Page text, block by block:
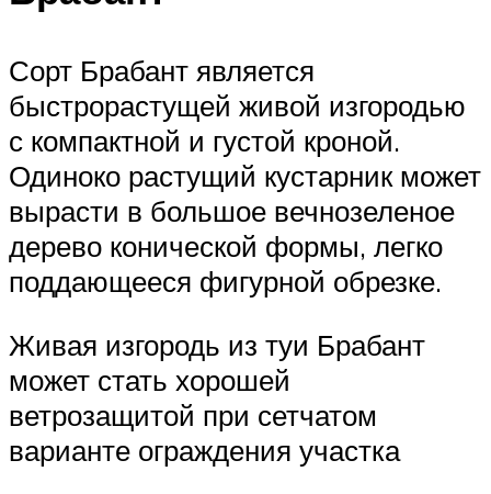
Сорт Брабант является
быстрорастущей живой изгородью
с компактной и густой кроной.
Одиноко растущий кустарник может
вырасти в большое вечнозеленое
дерево конической формы, легко
поддающееся фигурной обрезке.
Живая изгородь из туи Брабант
может стать хорошей
ветрозащитой при сетчатом
варианте ограждения участка